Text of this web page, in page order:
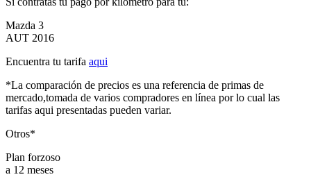
Mazda 3
AUT 2016
Encuentra tu tarifa aqui
*La comparación de precios es una referencia de primas de
mercado,tomada de varios compradores en línea por lo cual las
tarifas aqui presentadas pueden variar.
Otros*
Plan forzoso
a 12 meses